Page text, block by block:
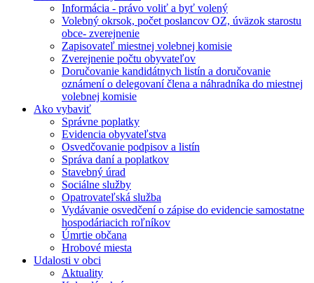
Informácia - právo voliť a byť volený
Volebný okrsok, počet poslancov OZ, úväzok starostu
obce- zverejnenie
Zapisovateľ miestnej volebnej komisie
Zverejnenie počtu obyvateľov
Doručovanie kandidátnych listín a doručovanie
oznámení o delegovaní člena a náhradníka do miestnej
volebnej komisie
Ako vybaviť
Správne poplatky
Evidencia obyvateľstva
Osvedčovanie podpisov a listín
Správa daní a poplatkov
Stavebný úrad
Sociálne služby
Opatrovateľská služba
Vydávanie osvedčení o zápise do evidencie samostatne
hospodáriacich roľníkov
Úmrtie občana
Hrobové miesta
Udalosti v obci
Aktuality